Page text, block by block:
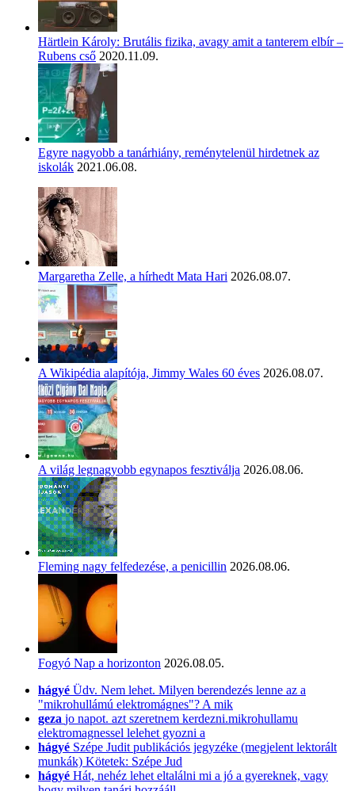
Härtlein Károly: Brutális fizika, avagy amit a tanterem elbír –
Rubens cső 2020.11.09.
Egyre nagyobb a tanárhiány, reménytelenül hirdetnek az
iskolák 2021.06.08.
Margaretha Zelle, a hírhedt Mata Hari 2026.08.07.
A Wikipédia alapítója, Jimmy Wales 60 éves 2026.08.07.
A világ legnagyobb egynapos fesztiválja 2026.08.06.
Fleming nagy felfedezése, a penicillin 2026.08.06.
Fogyó Nap a horizonton 2026.08.05.
hágyé Üdv. Nem lehet. Milyen berendezés lenne az a
"mikrohullámú elektromágnes"? A mik
geza jo napot. azt szeretnem kerdezni.mikrohullamu
elektromagnessel lelehet gyozni a
hágyé Szépe Judit publikációs jegyzéke (megjelent lektorált
munkák) Kötetek: Szépe Jud
hágyé Hát, nehéz lehet eltalálni mi a jó a gyereknek, vagy